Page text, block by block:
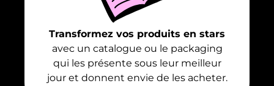
Transformez vos produits en stars
avec un catalogue ou le packaging
qui les présente sous leur meilleur
jour et donnent envie de les acheter.